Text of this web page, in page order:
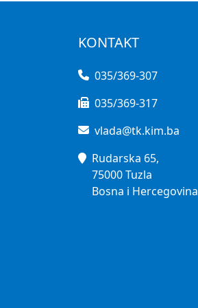
KONTAKT
035/369-307
035/369-317
vlada@tk.kim.ba
Rudarska 65,
75000 Tuzla
Bosna i Hercegovina